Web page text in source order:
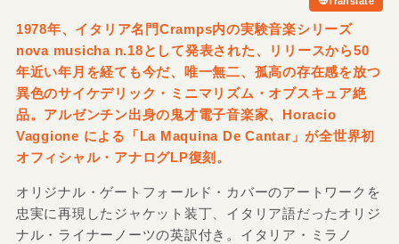
1978年、イタリア名門Cramps内の実験音楽シリーズ
nova musicha n.18として発表された、リリースから50
年近い年月を経ても今だ、唯一無二、孤高の存在感を放つ
異色のサイケデリック・ミニマリズム・オブスキュア絶
品。アルゼンチン出身の鬼才電子音楽家、Horacio
Vaggione による「La Maquina De Cantar」が全世界初
オフィシャル・アナログLP復刻。
オリジナル・ゲートフォールド・カバーのアートワークを
忠実に再現したジャケット装丁、イタリア語だったオリジ
ナル・ライナーノーツの英訳付き。イタリア・ミラノ